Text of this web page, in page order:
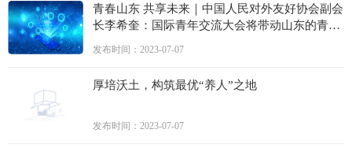
青春山东 共享未来｜中国人民对外友好协会副会
长李希奎：国际青年交流大会将带动山东的青年
发布时间：2023-07-07
厚培沃土，构筑最优“养人”之地
发布时间：2023-07-07